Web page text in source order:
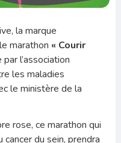
la marque
marathon « Courir
l’association
les maladies
le ministère de la
rose, ce marathon qui
du sein, prendra